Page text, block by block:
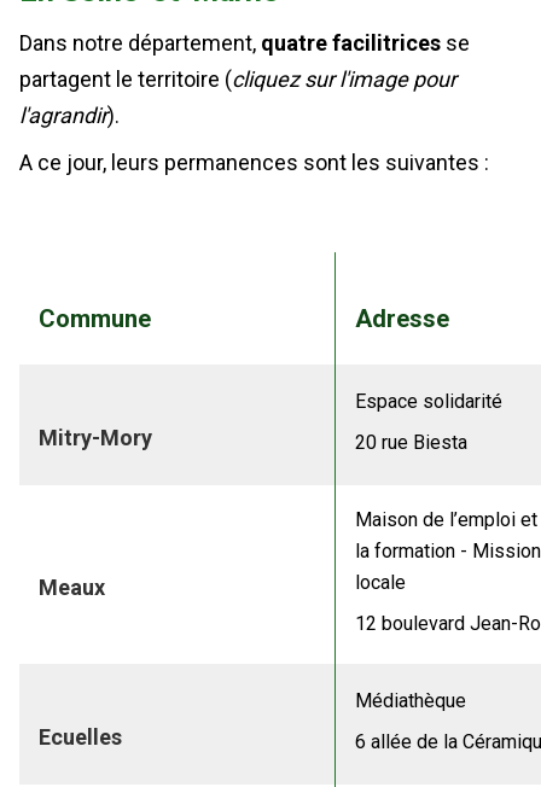
Dans notre département, quatre facilitrices se
partagent le territoire (cliquez sur l'image pour
l'agrandir).
A ce jour, leurs permanences sont les suivantes :
Commune Adresse
Mitry-Mory
Espace solidarité
20 rue Biesta
Meaux
Maison de l’emploi
la formation - Mission
locale
12 boulevard Jean-
Ecuelles
Médiathèque
6 allée de la